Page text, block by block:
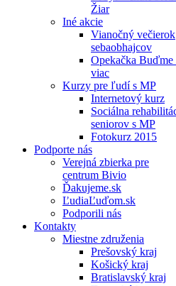
Žiar
Iné akcie
Vianočný večierok
sebaobhajcov
Opekačka Buďme
viac
Kurzy pre ľudí s MP
Internetový kurz
Sociálna
seniorov s MP
Fotokurz 2015
Podporte nás
Verejná zbierka pre
centrum Bivio
Ďakujeme.sk
ĽudiaĽuďom.sk
Podporili nás
Kontakty
Miestne združenia
Prešovský kraj
Košický kraj
Bratislavský kraj